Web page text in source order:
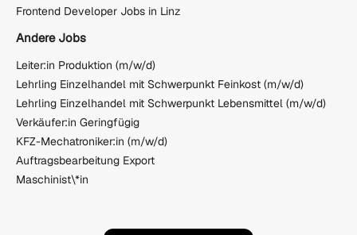
Frontend Developer Jobs in Linz
Andere Jobs
Leiter:in Produktion (m/w/d)
Lehrling Einzelhandel mit Schwerpunkt Feinkost (m/w/d)
Lehrling Einzelhandel mit Schwerpunkt Lebensmittel (m/w/d)
Verkäufer:in Geringfügig
KFZ-Mechatroniker:in (m/w/d)
Auftragsbearbeitung Export
Maschinist\*in